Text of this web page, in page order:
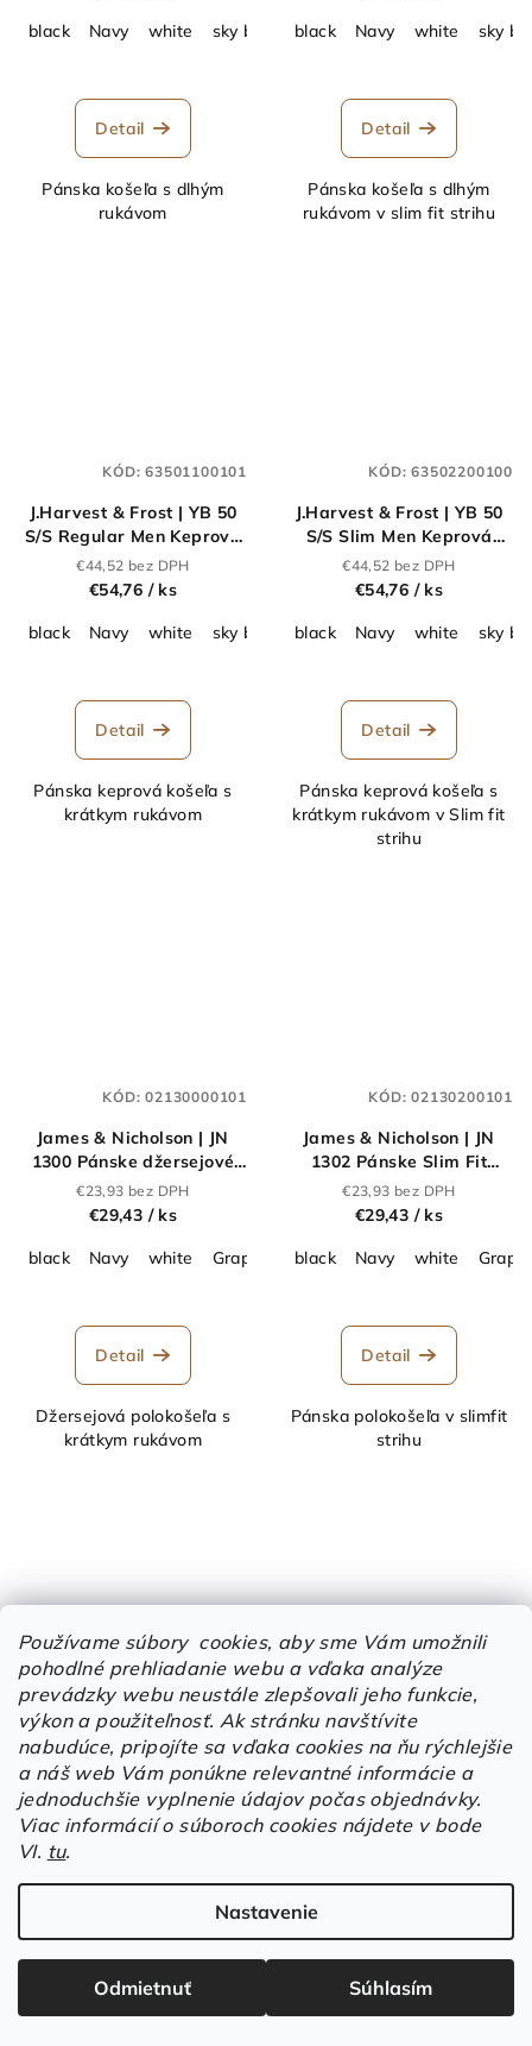
Používame súbory cookies, aby sme Vám umožnili
pohodlné prehliadanie webu a vďaka analýze
prevádzky webu neustále zlepšovali jeho funkcie,
výkon a použiteľnosť. Ak stránku navštívite
nabudúce, pripojíte sa vďaka cookies na ňu rýchlejšie
a náš web Vám ponúkne relevantné informácie a
jednoduchšie vyplnenie údajov počas objednávky.
Viac informácií o súboroch cookies nájdete v bode
VI. tu.
Nastavenie
Odmietnuť Súhlasím
black
Navy white sky blue
Detail
Pánska košeľa s dlhým
rukávom
black
Navy white sky
Detail
Pánska košeľa s dlhým
rukávom v slim fit strihu
J.Harvest & Frost | YB 50
S/S Regular Men Keprová
košeľa s krátkym
rukávom_63.5011
€44,52 bez DPH
€54,76 / ks
black
Navy white sky blue grey
Detail
Pánska keprová košeľa s
krátkym rukávom
KÓD:63501100101
J.Harvest & Frost | YB 50
S/S Slim Men Keprová
košeľa s krátkym
rukávom_63.5022
€44,52 bez DPH
€54,76 / ks
black
Navy white sky
Detail
Pánska keprová košeľa s
krátkym rukávom v Slim fit
strihu
KÓD:63502200100
James & Nicholson | JN
1300 Pánske džersejové
polo_02.13
€23,93 bez DPH
€29,43 / ks
black
Navy white Graphite light red riviera
Detail
Džersejová polokošeľa s
krátkym rukávom
KÓD:02130000101
James & Nicholson | JN
1302 Pánske Slim Fit
džersejové polo_02.1302
€23,93 bez DPH
€29,43 / ks
black
Navy white
Detail
Pánska polokošeľa v slimfit
strihu
KÓD:02130200101
James & Nicholson | JN
1306 Pánske ťažké piqué
polo s kontrastnými
prúžkami_02.1306
€12,67 bez DPH
€15,59 / ks
black/white/red
Detail
Piqué polokošeľa s krátkym
KÓD:02130670701